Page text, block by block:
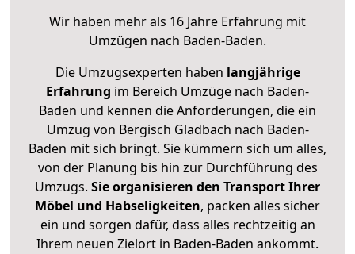
Wir haben mehr als 16 Jahre Erfahrung mit
Umzügen nach Baden-Baden.
Die Umzugsexperten haben langjährige
Erfahrung im Bereich Umzüge nach Baden-
Baden und kennen die Anforderungen, die ein
Umzug von Bergisch Gladbach nach Baden-
Baden mit sich bringt. Sie kümmern sich um alles,
von der Planung bis hin zur Durchführung des
Umzugs. Sie organisieren den Transport Ihrer
Möbel und Habseligkeiten, packen alles sicher
ein und sorgen dafür, dass alles rechtzeitig an
Ihrem neuen Zielort in Baden-Baden ankommt.